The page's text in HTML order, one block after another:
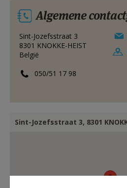
ZOEKEN
STARTPAGINA
MIJN PAROCHIE
Algemene
Sint-Jozefsstraat 3
8301 KNOKKE-HEIST
België
050/51 17 98
Sint-Jozefsstraat 3, 8301